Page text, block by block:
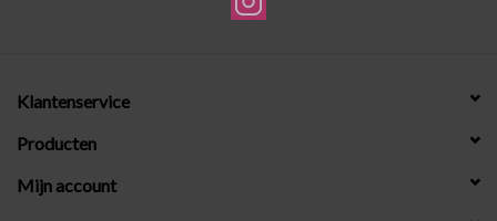
Klantenservice
Producten
Mijn account